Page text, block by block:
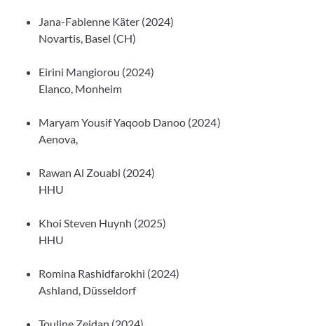
Jana-Fabienne Käter (2024)
Novartis, Basel (CH)
Eirini Mangiorou (2024)
Elanco, Monheim
Maryam Yousif Yaqoob Danoo (2024)
Aenova,
Rawan Al Zouabi (2024)
HHU
Khoi Steven Huynh (2025)
HHU
Romina Rashidfarokhi (2024)
Ashland, Düsseldorf